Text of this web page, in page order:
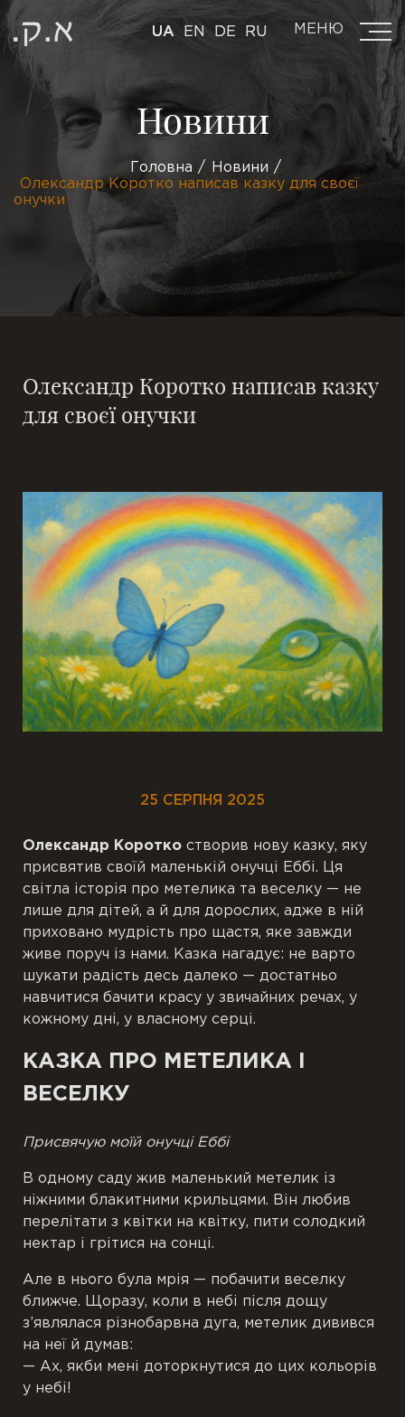
UA EN DE RU МЕНЮ
Новини
Головна
Новини
Олександр Коротко написав казку для своєї
онучки
Олександр Коротко написав казку
для своєї онучки
25 СЕРПНЯ 2025
Олександр Коротко створив нову казку, яку
присвятив своїй маленькій онучці Еббі. Ця
світла історія про метелика та веселку — не
лише для дітей, а й для дорослих, адже в ній
приховано мудрість про щастя, яке завжди
живе поруч із нами. Казка нагадує: не варто
шукати радість десь далеко — достатньо
навчитися бачити красу у звичайних речах, у
кожному дні, у власному серці.
КАЗКА ПРО МЕТЕЛИКА І
ВЕСЕЛКУ
Присвячую моїй онучці Еббі
В одному саду жив маленький метелик із
ніжними блакитними крильцями. Він любив
перелітати з квітки на квітку, пити солодкий
нектар і грітися на сонці.
Але в нього була мрія — побачити веселку
ближче. Щоразу, коли в небі після дощу
з’являлася різнобарвна дуга, метелик дивився
на неї й думав:
— Ах, якби мені доторкнутися до цих кольорів
у небі!